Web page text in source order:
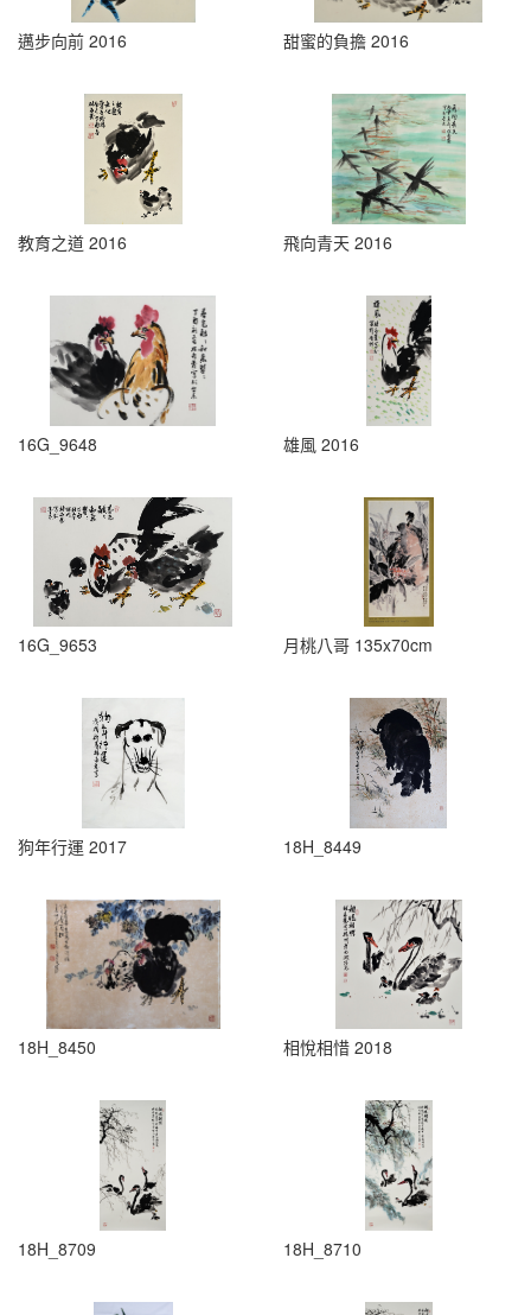
邁步向前 2016 甜蜜的負擔 2016
教育之道 2016 飛向青天 2016
16G_9648 雄風 2016
16G_9653 月桃八哥 135x70cm
狗年行運 2017 18H_8449
18H_8450 相悅相惜 2018
18H_8709 18H_8710